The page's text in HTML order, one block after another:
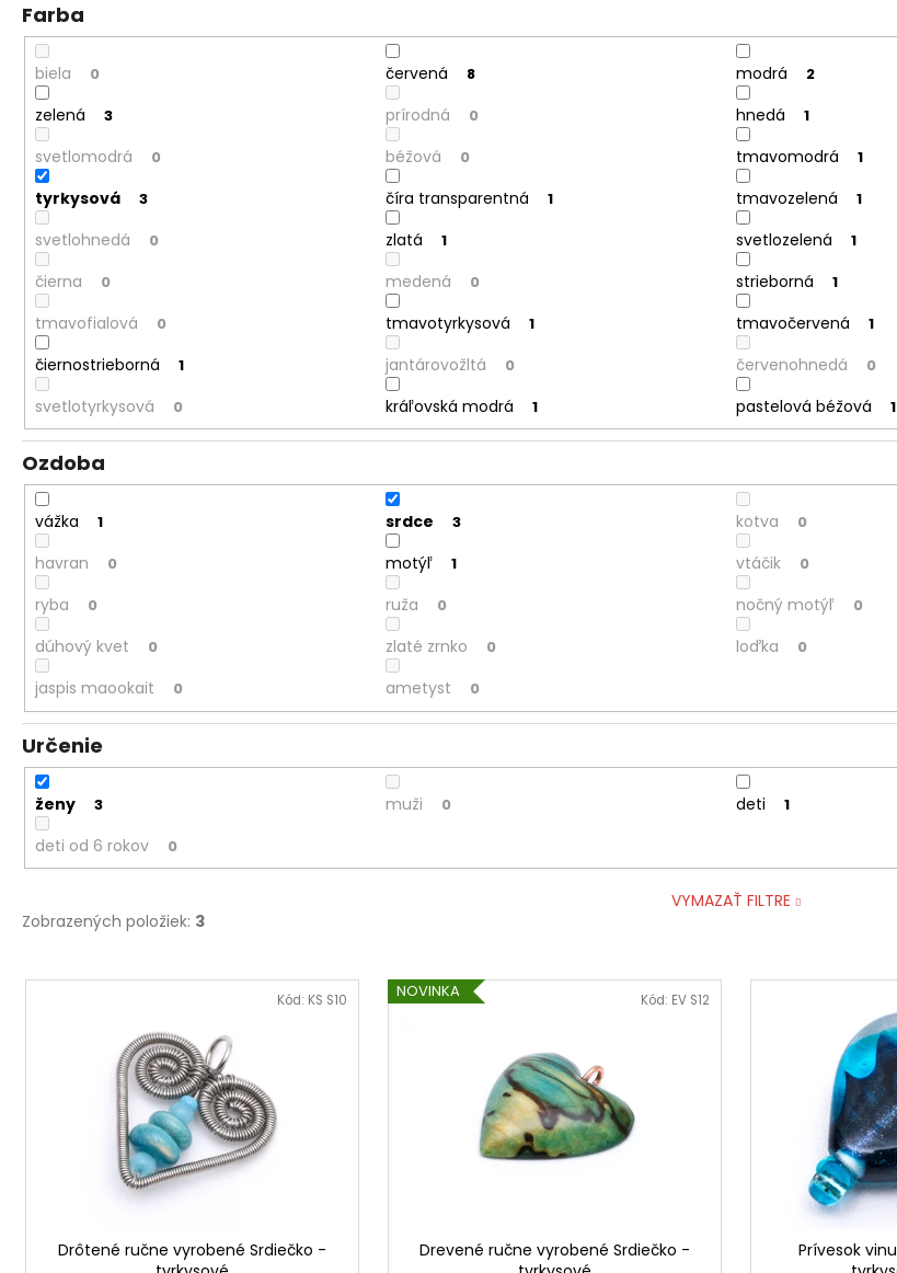
Farba
biela 0 červená 8 modrá 2
zelená 3 prírodná 0 hnedá 1
svetlomodrá 0 béžová 0 tmavomodrá 1
tyrkysová 3 číra transparentná 1 tmavozelená 1
svetlohnedá 0 zlatá 1 svetlozelená 1
čierna 0 medená 0 strieborná 1
tmavofialová 0 tmavotyrkysová 1 tmavočervená 1
čiernostrieborná 1 jantárovožltá 0 červenohnedá 0
svetlotyrkysová 0 kráľovská modrá 1 pastelová béžová 1
Ozdoba
vážka 1 srdce 3 kotva 0
havran 0 motýľ 1 vtáčik 0
ryba 0 ruža 0 nočný motýľ 0
dúhový kvet 0 zlaté zrnko 0 loďka 0
jaspis maookait 0 ametyst 0
Určenie
ženy 3 muži 0 deti 1
deti od 6 rokov 0
VYMAZAŤ FILTRE
Zobrazených položiek: 3
V
Drôtené ručne vyrobené Srdiečko -
Kód: KS S10 NOVINKA
Drevené ručne vyrobené Srdiečko -
Kód: EV S12
Prívesok